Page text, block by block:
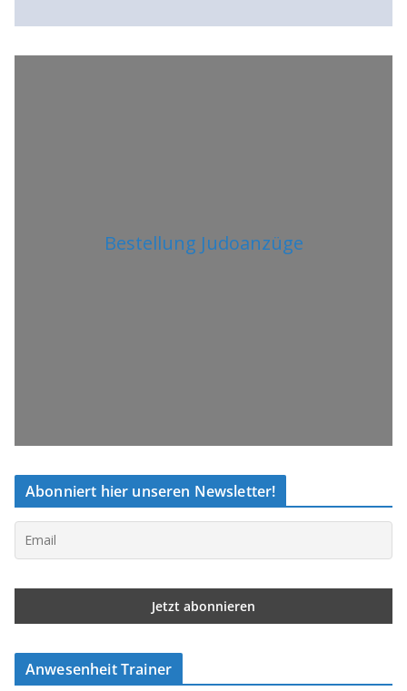
Bestellung Judoanzüge
Abonniert hier unseren Newsletter!
Anwesenheit Trainer